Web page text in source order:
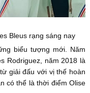
Bleus rạng sáng nay
biểu tượng mới. Năm
Rodriguez, năm 2018 là
giải đấu với vị thế hoàn
có thể là thời điểm Olise